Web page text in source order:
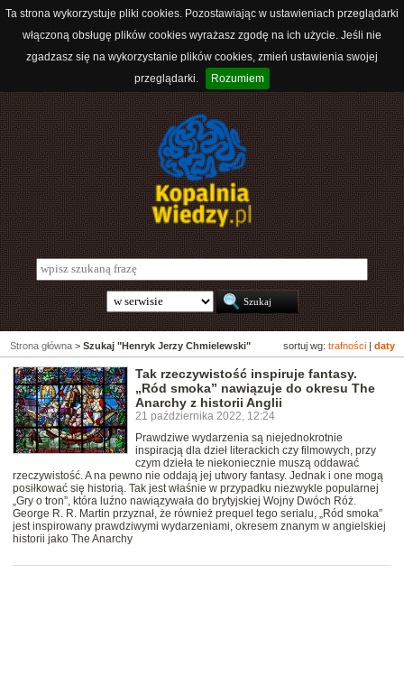
Ta strona wykorzystuje pliki cookies. Pozostawiając w ustawieniach przeglądarki
włączoną obsługę plików cookies wyrażasz zgodę na ich użycie. Jeśli nie
zgadzasz się na wykorzystanie plików cookies, zmień ustawienia swojej
przeglądarki.
Rozumiem
sortuj wg: trafności daty
Strona główna > Szukaj "Henryk Jerzy Chmielewski"
Tak rzeczywistość inspiruje fantasy.
„Ród smoka” nawiązuje do okresu The
Anarchy z historii Anglii
21 października 2022, 12:24
Prawdziwe wydarzenia są niejednokrotnie
inspiracją dla dzieł literackich czy filmowych, przy
czym dzieła te niekoniecznie muszą oddawać
rzeczywistość. A na pewno nie oddają jej utwory fantasy. Jednak i one mogą
posiłkować się historią. Tak jest właśnie w przypadku niezwykle popularnej
„Gry o tron”, która luźno nawiązywała do brytyjskiej Wojny Dwóch Róż.
George R. R. Martin przyznał, że również prequel tego serialu, „Ród smoka”
jest inspirowany prawdziwymi wydarzeniami, okresem znanym w angielskiej
historii jako The Anarchy